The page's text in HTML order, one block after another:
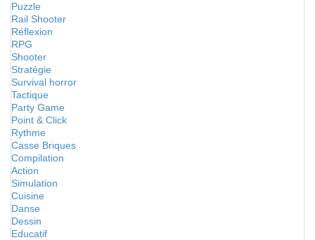
Puzzle
Rail Shooter
Réflexion
RPG
Shooter
Stratégie
Survival horror
Tactique
Party Game
Point & Click
Rythme
Casse Briques
Compilation
Action
Simulation
Cuisine
Danse
Dessin
Educatif